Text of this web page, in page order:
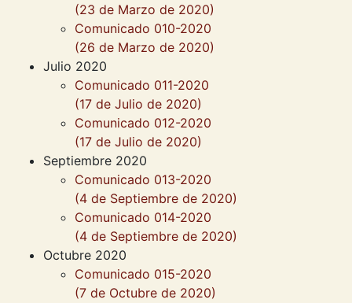
(23 de Marzo de 2020)
Comunicado 010-2020
(26 de Marzo de 2020)
Julio 2020
Comunicado 011-2020
(17 de Julio de 2020)
Comunicado 012-2020
(17 de Julio de 2020)
Septiembre 2020
Comunicado 013-2020
(4 de Septiembre de 2020)
Comunicado 014-2020
(4 de Septiembre de 2020)
Octubre 2020
Comunicado 015-2020
(7 de Octubre de 2020)